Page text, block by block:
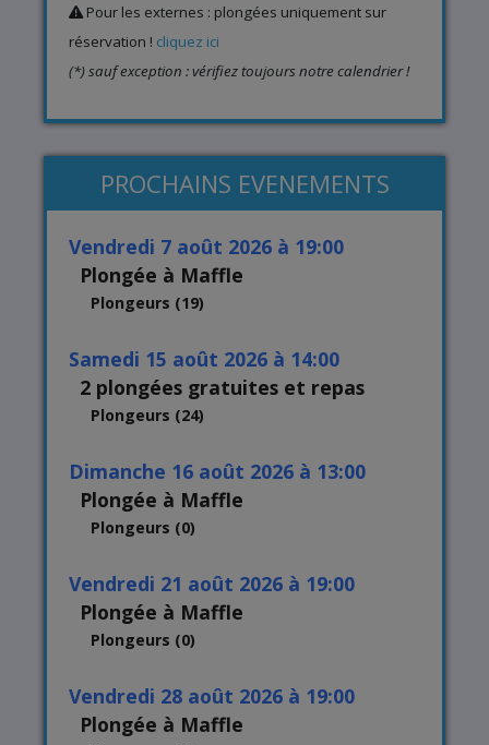
Pour les externes : plongées uniquement sur
réservation ! cliquez ici
(*) sauf exception : vérifiez toujours notre calendrier !
PROCHAINS EVENEMENTS
vendredi 7 août 2026 à 19:00
Plongée à Maffle
Plongeurs (19)
samedi 15 août 2026 à 14:00
2 plongées gratuites et repas
Plongeurs (24)
dimanche 16 août 2026 à 13:00
Plongée à Maffle
Plongeurs (0)
vendredi 21 août 2026 à 19:00
Plongée à Maffle
Plongeurs (0)
vendredi 28 août 2026 à 19:00
Plongée à Maffle